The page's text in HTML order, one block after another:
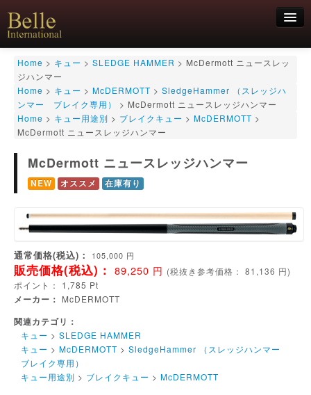
新規会員登録
ログイン
HOME
キュー
シャフト
アクセサリー
お気軽にお問合せくださいませ！
Home > キュー > SLEDGE HAMMER > McDermott ニュースレッ
ジハンマー
Home > キュー > McDERMOTT > SledgeHammer （スレッジハ
ンマー ブレイク専用）
> McDermott ニュースレッジハンマー
Home > キュー用途別 > ブレイクキュー > McDERMOTT >
McDermott ニュースレッジハンマー
McDermott ニュースレッジハンマー
NEW オススメ 在庫有り
通常価格(税込)： 105,000 円
販売価格(税込)： 89,250 円 (税抜き参考価格： 81,136 円)
ポイント： 1,785 Pt
メーカー： McDERMOTT
関連カテゴリ：
キュー > SLEDGE HAMMER
キュー > McDERMOTT > SledgeHammer （スレッジハンマー
ブレイク専用）
キュー用途別 > ブレイクキュー > McDERMOTT